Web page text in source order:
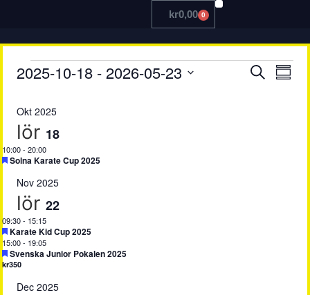
kr0,00 0
Sök
2025-10-18 - 2026-05-23
Okt 2025
lör 18
10:00- 20:00
Uppmärksammad
Solna Karate Cup 2025
Nov 2025
lör 22
09:30- 15:15
Uppmärksammad
Karate Kid Cup 2025
15:00- 19:05
Uppmärksammad
Svenska Junior Pokalen 2025
kr350
Dec 2025